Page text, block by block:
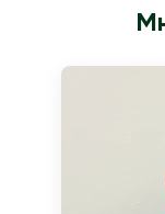
состояния